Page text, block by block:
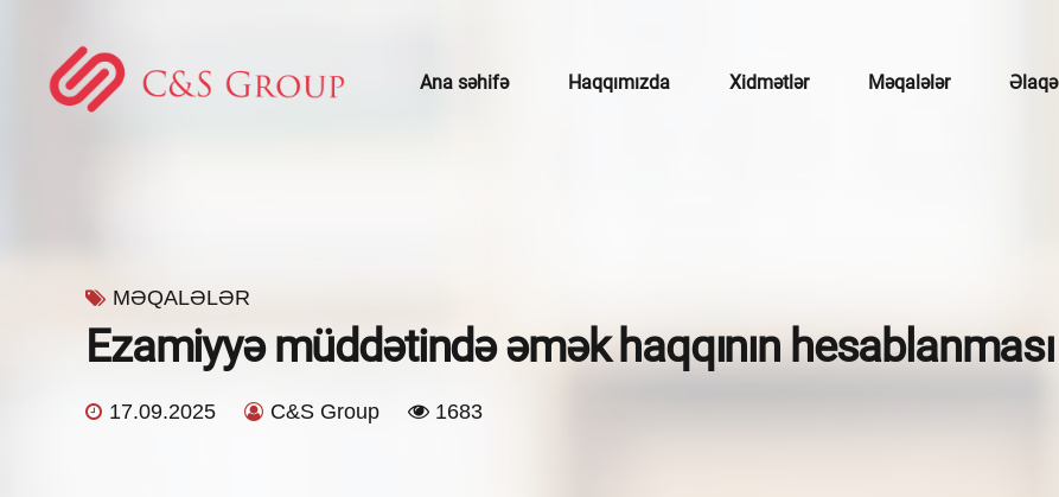
Ana səhifə Haqqımızda Xidmətlər
Vergi işi və vergi hüququ
Audit xidməti
Məqalələr Əlaqə
MƏQALƏLƏR
Ezamiyyə müddətində əmək haqqının hesablanması
17.09.2025 C&S Group 1683